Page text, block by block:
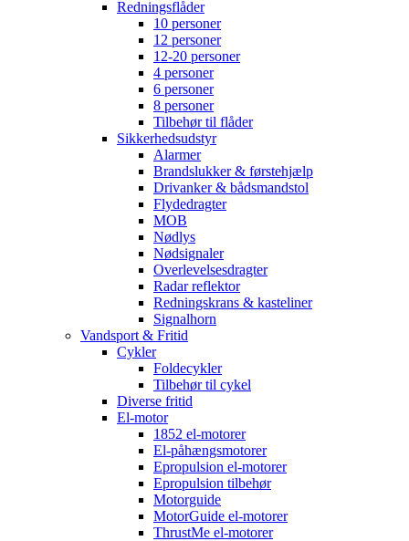
Redningsflåder
10 personer
12 personer
12-20 personer
4 personer
6 personer
8 personer
Tilbehør til flåder
Sikkerhedsudstyr
Alarmer
Brandslukker & førstehjælp
Drivanker & bådsmandstol
Flydedragter
MOB
Nødlys
Nødsignaler
Overlevelsesdragter
Radar reflektor
Redningskrans & kasteliner
Signalhorn
Vandsport & Fritid
Cykler
Foldecykler
Tilbehør til cykel
Diverse fritid
El-motor
1852 el-motorer
El-påhængsmotorer
Epropulsion el-motorer
Epropulsion tilbehør
Motorguide
MotorGuide el-motorer
ThrustMe el-motorer